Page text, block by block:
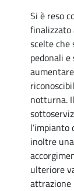
Si è reso
finalizzato
scelte
pedonali
notturna.
l’impianto
inoltre
ulteriore